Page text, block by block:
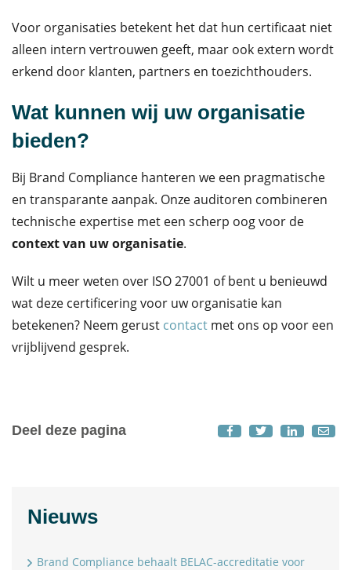
Voor organisaties betekent het dat hun certificaat niet
alleen intern vertrouwen geeft, maar ook extern wordt
erkend door klanten, partners en toezichthouders.
Wat kunnen wij uw organisatie
bieden?
Bij Brand Compliance hanteren we een pragmatische
en transparante aanpak. Onze auditoren combineren
technische expertise met een scherp oog voor de
context van uw organisatie.
Wilt u meer weten over ISO 27001 of bent u benieuwd
wat deze certificering voor uw organisatie kan
betekenen? Neem gerust contact met ons op voor een
vrijblijvend gesprek.
Deel deze pagina
Nieuws
Brand Compliance behaalt BELAC-accreditatie voor